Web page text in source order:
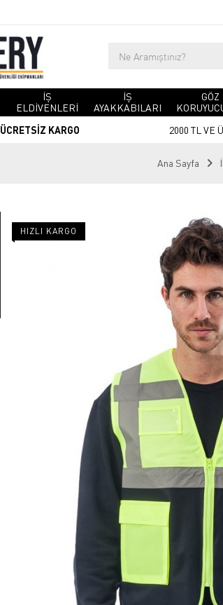
İŞ
ELDİVENLERİ
İŞ
AYAKKABILARI
GÖZ
ÜCRETSİZ KARGO 2000 TL VE
Ana Sayfa
HIZLI KARGO